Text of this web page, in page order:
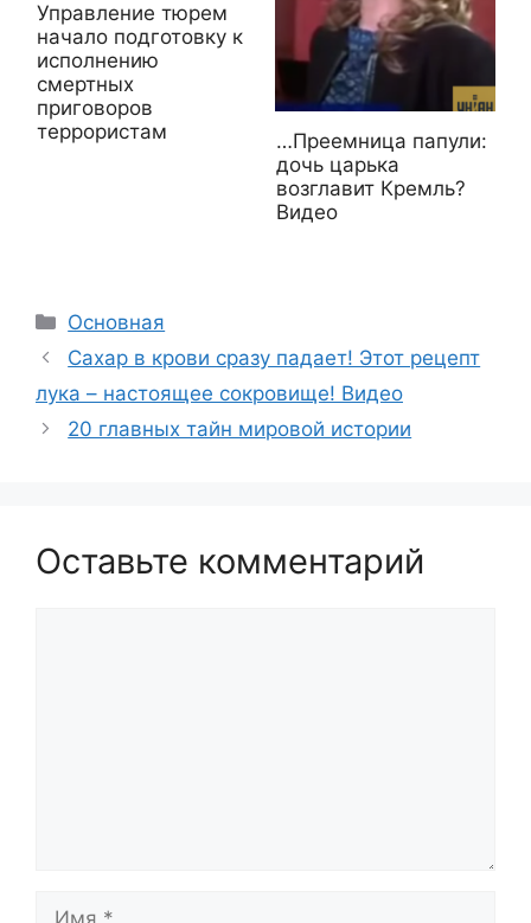
Управление тюрем
начало подготовку к
исполнению
смертных
приговоров
террористам
…Преемница папули:
дочь царька
возглавит Кремль?
Видео
Рубрики
Основная
Сахар в крови сразу падает! Этот рецепт
лука – настоящее сокровище! Видео
20 главных тайн мировой истории
Оставьте комментарий